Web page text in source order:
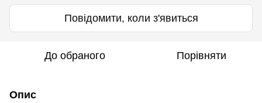
Повідомити, коли з'явиться
До обраного Порівняти
Опис